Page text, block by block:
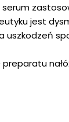
serum
jest
uszkodzeń